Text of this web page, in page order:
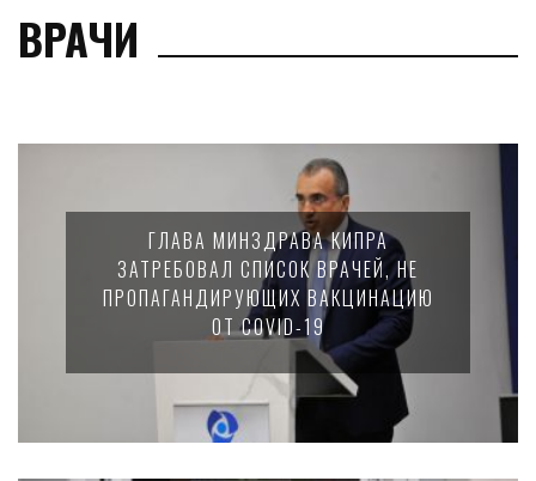
ВРАЧИ
ГЛАВА МИНЗДРАВА КИПРА
ЗАТРЕБОВАЛ СПИСОК ВРАЧЕЙ, НЕ
ПРОПАГАНДИРУЮЩИХ ВАКЦИНАЦИЮ
ОТ COVID-19